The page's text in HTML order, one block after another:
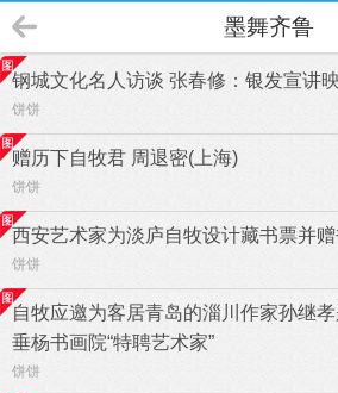
墨舞齐鲁
钢城文化名人访谈 张春修：银发宣讲
饼饼
赠历下自牧君 周退密(上海)
饼饼
西安艺术家为淡庐自牧设计藏书票并赠
饼饼
自牧应邀为客居青岛的淄川作家孙继
垂杨书画院“特聘艺术家”
饼饼